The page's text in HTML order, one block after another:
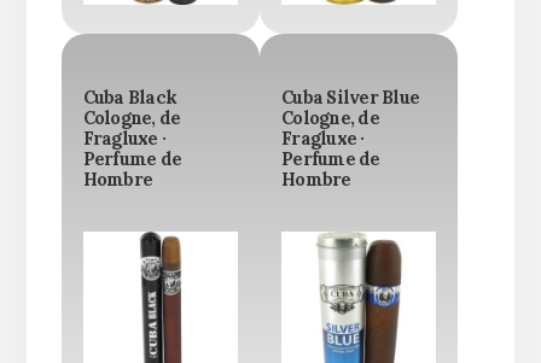
Cuba Black
Cologne, de
Fragluxe ·
Perfume de
Hombre
Cuba Silver Blue
Cologne, de
Fragluxe ·
Perfume de
Hombre